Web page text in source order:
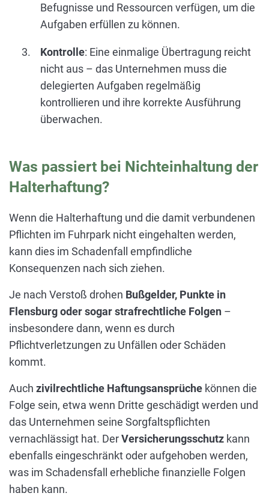
Befugnisse und Ressourcen verfügen, um die
Aufgaben erfüllen zu können.
Kontrolle: Eine einmalige Übertragung reicht
nicht aus – das Unternehmen muss die
delegierten Aufgaben regelmäßig
kontrollieren und ihre korrekte Ausführung
überwachen.
Was passiert bei Nichteinhaltung der
Halterhaftung?
Wenn die Halterhaftung und die damit verbundenen
Pflichten im Fuhrpark nicht eingehalten werden,
kann dies im Schadenfall empfindliche
Konsequenzen nach sich ziehen.
Je nach Verstoß drohen Bußgelder, Punkte in
Flensburg oder sogar strafrechtliche Folgen –
insbesondere dann, wenn es durch
Pflichtverletzungen zu Unfällen oder Schäden
kommt.
Auch zivilrechtliche Haftungsansprüche können die
Folge sein, etwa wenn Dritte geschädigt werden und
das Unternehmen seine Sorgfaltspflichten
vernachlässigt hat. DerVersicherungsschutz kann
ebenfalls eingeschränkt oder aufgehoben werden,
was im Schadensfall erhebliche finanzielle Folgen
haben kann.